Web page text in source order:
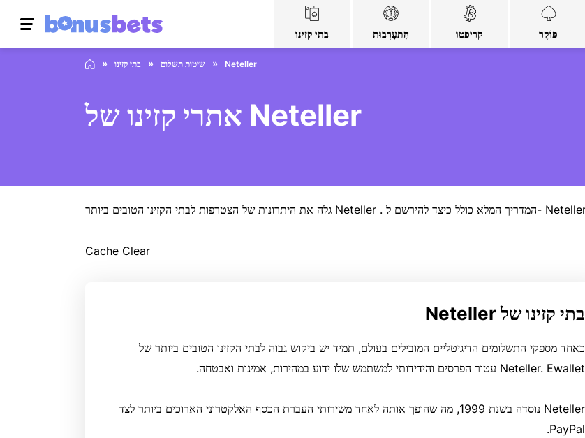
בתי קזינו הִתעָרְבוּת קריפטו פּוֹקֶר
בתי קזינו שיטות תשלום Neteller
אתרי קזינו של Neteller
Cache Clear
בתי קזינו של Neteller
כאחד מספקי התשלומים הדיגיטליים המובילים בעולם, תמיד יש ביקוש גבוה לבתי הקזינו הטובים ביותר של
Neteller. Ewallet עטור הפרסים והידידותי למשתמש שלו ידוע במהירות, אמינות ואבטחה.
Neteller נוסדה בשנת 1999, מה שהופך אותה לאחד משירותי העברת הכסף האלקטרוני הארוכים ביותר לצד
PayPal.